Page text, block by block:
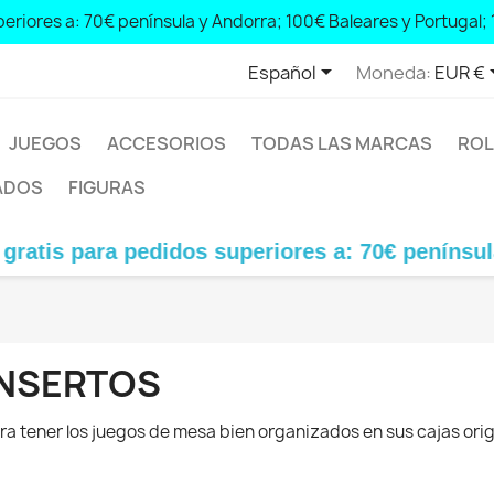
a: 70€ península y Andorra; 100€ Baleares y Portugal;
Español Moneda: EUR €
JUEGOS ACCESORIOS TODAS LAS MARCAS ROL
FIGURAS
para pedidos superiores a: 70€ península y
tener los juegos de mesa bien organizados en sus cajas